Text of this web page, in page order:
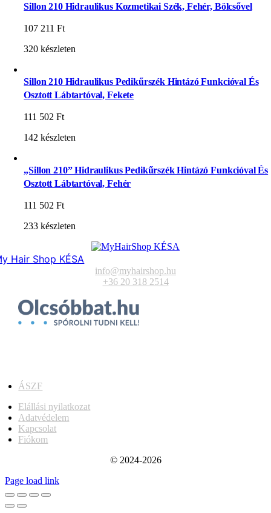
Sillon 210 Hidraulikus Kozmetikai Szék, Fehér, Bölcsővel
107 211Ft
320 készleten
Sillon 210 Hidraulikus Pedikűrszék Hintázó Funkcióval És
Osztott Lábtartóval, Fekete
111 502Ft
142 készleten
„Sillon 210” Hidraulikus Pedikűrszék Hintázó Funkcióval És
Osztott Lábtartóval, Fehér
111 502Ft
233 készleten
Hair Shop KÉSA
info@myhairshop.hu
+36 20 318 2514
ÁSZF
Elállási nyilatkozat
Adatvédelem
Kapcsolat
Fiókom
© 2024-2026
Page load link